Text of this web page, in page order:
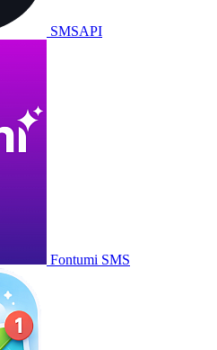
SMSAPI
Fontumi SMS